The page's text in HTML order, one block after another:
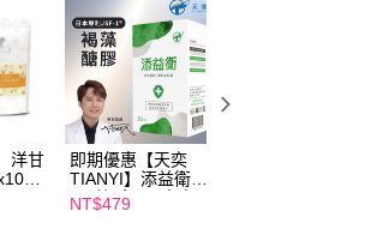
簡訊中的連結，可透過四大超商
，方視為交易完成。
費，但若您需要取消訂單，請聯
訂單仍視為有效，需透過AFTEE
之結帳頁面顯示為準，若有關於
關疑問，請聯繫「AFTEE先享後
support/home
運費
運費
運費
洋甘
入/
即期優惠【天奕
TIANYI】添益衛
(30粒/盒) 日本專
利JSF-1®褐藻醣
NT$479